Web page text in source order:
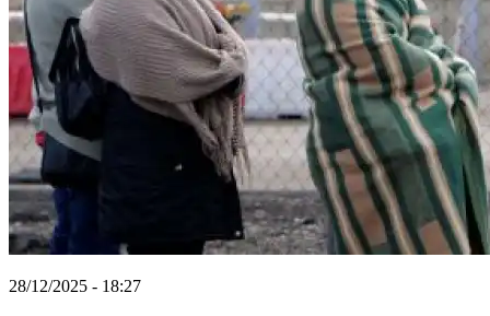
28/12/2025 - 18:27